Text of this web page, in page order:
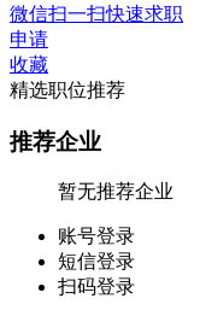
微信扫一扫快速求职
申请
收藏
精选职位推荐
推荐企业
暂无推荐企业
账号登录
短信登录
扫码登录